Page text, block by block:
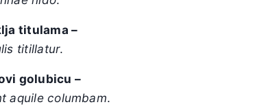
titulama –
titillatur.
golubicu –
aquile columbam.